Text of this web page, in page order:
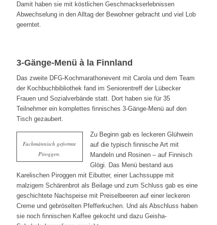
Damit haben sie mit köstlichen Geschmackserlebnissen
Abwechselung in den Alltag der Bewohner gebracht und viel Lob
geerntet.
3-Gänge-Menü à la Finnland
Das zweite DFG-Kochmarathonevent mit Carola und dem Team
der Kochbuchbibliothek fand im Seniorentreff der Lübecker
Frauen und Sozialverbände statt. Dort haben sie für 35
Teilnehmer ein komplettes finnisches 3-Gänge-Menü auf den
Tisch gezaubert.
Fachmännisch geformte
Piroggen.
Zu Beginn gab es leckeren Glühwein
auf die typisch finnische Art mit
Mandeln und Rosinen – auf Finnisch
Glögi. Das Menü bestand aus
Karelischen Piroggen mit Eibutter, einer Lachssuppe mit
malzigem Schärenbrot als Beilage und zum Schluss gab es eine
geschichtete Nachspeise mit Preiselbeeren auf einer leckeren
Creme und gebröselten Pfefferkuchen. Und als Abschluss haben
sie noch finnischen Kaffee gekocht und dazu Geisha-